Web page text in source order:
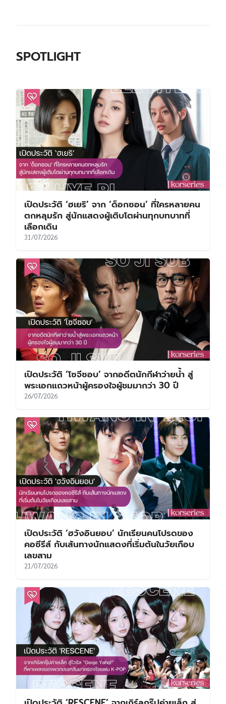
เปิดประวัติ ‘ฮเยริ’ จาก ‘ด็อกซอน’ ที่ใครหลายคน
ตกหลุมรัก สู่นักแสดงผู้เติบโตผ่านทุกบทบาทที่
เลือกเดิน
31/07/2026
เปิดประวัติ ‘โซจีซอบ’ จากอดีตนักกีฬาว่ายน้ำ สู่
พระเอกแถวหน้าผู้ครองใจผู้ชมมากว่า 30 ปี
26/07/2026
เปิดประวัติ ‘ฮวังอินยอบ’ นักเรียนคนโปรดของ
คอซีรีส์ กับเส้นทางนักแสดงที่เริ่มต้นในวัยเกือบ
เลขสาม
21/07/2026
เปิดประวัติ ‘RESCENE’ จากเกิร์ลกรุ๊ปค่ายเล็ก สู่
ไวรัล “Geoje Yaho!” ที่พาเพลงของพวกเธอ
กลับมาครองใจแฟน K-POP
18/07/2026